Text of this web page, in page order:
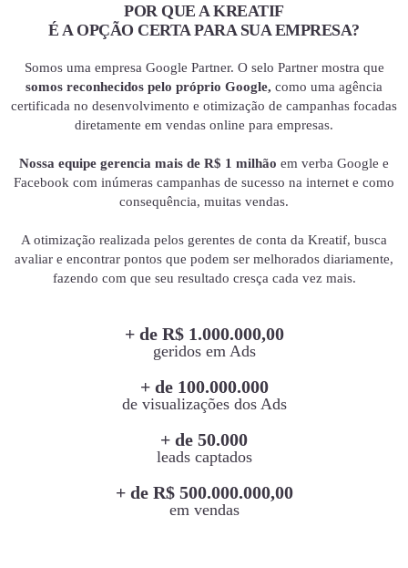
POR QUE A KREATIF
É A OPÇÃO CERTA PARA SUA EMPRESA?
Somos uma empresa Google Partner. O selo Partner mostra que
somos reconhecidos pelo próprio Google, como uma agência
certificada no desenvolvimento e otimização de campanhas focadas
diretamente em vendas online para empresas.
Nossa equipe gerencia mais de R$ 1 milhão em verba Google e
Facebook com inúmeras campanhas de sucesso na internet e como
consequência, muitas vendas.
A otimização realizada pelos gerentes de conta da Kreatif, busca
avaliar e encontrar pontos que podem ser melhorados diariamente,
fazendo com que seu resultado cresça cada vez mais.
+ de R$ 1.000.000,00
geridos em Ads
+ de 100.000.000
de visualizações dos Ads
+ de 50.000
leads captados
+ de R$ 500.000.000,00
em vendas